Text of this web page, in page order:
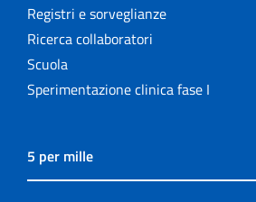
Registri e sorveglianze
Ricerca collaboratori
Scuola
Sperimentazione clinica fase I
5 per mille